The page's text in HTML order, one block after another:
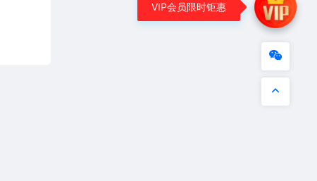
VIP会员限时钜惠